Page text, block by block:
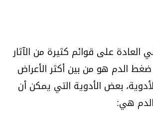
العادة على قوائم كثيرة من الآثار
ضغط الدم هو من بين أكثر الأعراض
بعض الأدوية التي يمكن أن
هي: